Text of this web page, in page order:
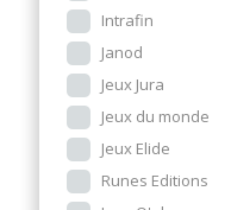
Intrafin
Janod
Jeux Jura
Jeux du monde
Jeux Elide
Runes Editions